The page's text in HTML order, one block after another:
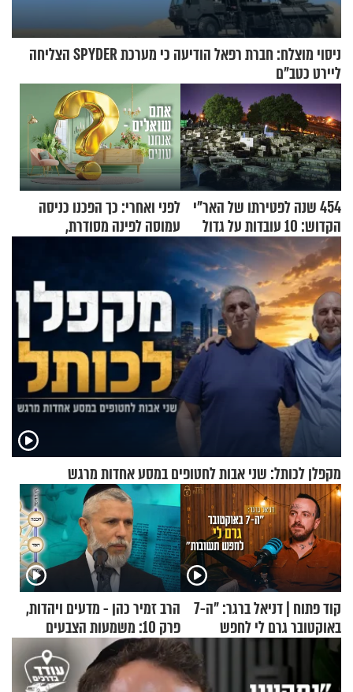
ניסוי מוצלח: חברת רפאל הודיעה כי מערכת SPYDER הצליחה
ליירט כטב"ם
454 שנה לפטירתו של האר"י
הקדוש: 10 עובדות על גדול
מקובלי צפת
לפני ואחרי: כך הפכנו כניסה
עמוסה לפינה מסודרת,
שימושית ומזמינה
מקפלן לכותל: שני אבות לחטופים במסע אחדות מרגש
קוד פתוח | דניאל ברגר: "ה-7
באוקטובר גרם לי לחפש
תשובות"
הרב זמיר כהן - מדעים ויהדות,
פרק 10: משמעות הצבעים
בעולם